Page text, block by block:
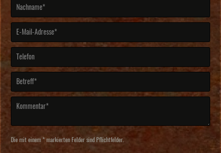
Die mit einem * markierten Felder sind Pflichtfelder.